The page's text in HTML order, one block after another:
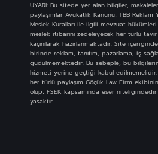
UYARI: Bu sitede yer alan bilgiler,
paylaşımlar Avukatlık Kanunu, TBB Reklam
Meslek Kuralları ile ilgili mevzuat
meslek itibarını zedeleyecek her türlü
kaçınılarak hazırlanmaktadır. Site
birinde reklam, tanıtım, pazarlama, iş
güdülmemektedir. Bu sebeple, bu bilgilerin
hizmeti yerine geçtiği kabul
her türlü paylaşım Göçük Law Firm
olup, FSEK kapsamında eser niteliğindedir
yasaktır.